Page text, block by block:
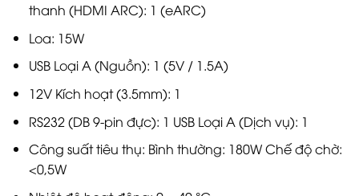
thanh (HDMI ARC): 1 (eARC)
Loa: 15W
USB Loại A (Nguồn): 1 (5V / 1.5A)
12V Kích hoạt (3.5mm): 1
RS232 (DB 9-pin đực): 1 USB Loại A (Dịch vụ): 1
Công suất tiêu thụ: Bình thường: 180W Chế độ chờ:
<0,5W